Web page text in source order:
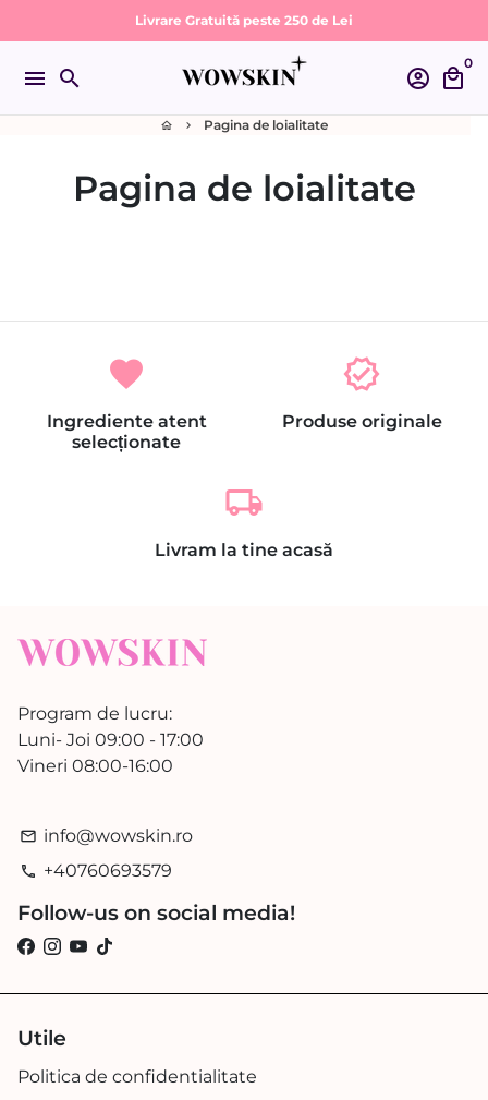
la
conținut
Livrare Gratuită peste 250 de Lei
menu search account_circle local_mall
0
home keyboard_arrow_right Pagina de loialitate
Pagina de loialitate
favorite
Ingrediente atent
selecționate
verified
Produse originale
local_shipping
Livram la tine acasă
Program de lucru:
Luni- Joi 09:00 - 17:00
Vineri 08:00-16:00
email info@wowskin.ro
phone +40760693579
Follow-us on social media!
Utile
Politica de confidentialitate